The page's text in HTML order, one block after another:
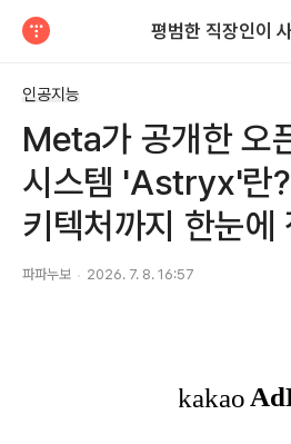
평범한 직장인이
인공지능
Meta가 공개한 오
시스템 'Astryx'란
키텍처까지 한눈에
파파누보 2026. 7. 8. 16:57